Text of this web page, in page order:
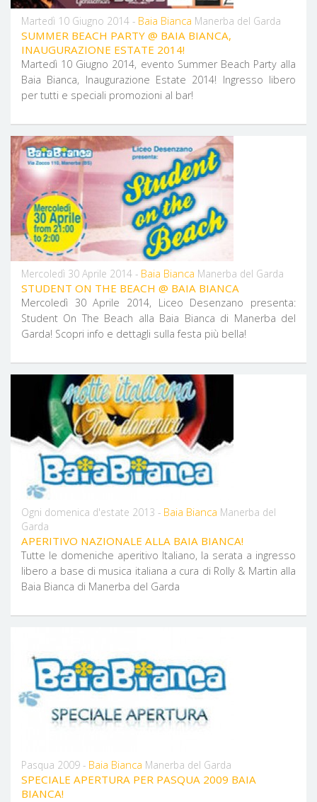
Martedì 10 Giugno 2014 - Baia Bianca Manerba del Garda
SUMMER BEACH PARTY @ BAIA BIANCA,
INAUGURAZIONE ESTATE 2014!
Martedì 10 Giugno 2014, evento Summer Beach Party alla
Baia Bianca, Inaugurazione Estate 2014! Ingresso libero
per tutti e speciali promozioni al bar!
Mercoledì 30 Aprile 2014 - Baia Bianca Manerba del Garda
STUDENT ON THE BEACH @ BAIA BIANCA
Mercoledì 30 Aprile 2014, Liceo Desenzano presenta:
Student On The Beach alla Baia Bianca di Manerba del
Garda! Scopri info e dettagli sulla festa più bella!
Ogni domenica d'estate 2013 - Baia Bianca Manerba del
Garda
APERITIVO NAZIONALE ALLA BAIA BIANCA!
Tutte le domeniche aperitivo Italiano, la serata a ingresso
libero a base di musica italiana a cura di Rolly & Martin alla
Baia Bianca di Manerba del Garda
Pasqua 2009 - Baia Bianca Manerba del Garda
SPECIALE APERTURA PER PASQUA 2009 BAIA
BIANCA!